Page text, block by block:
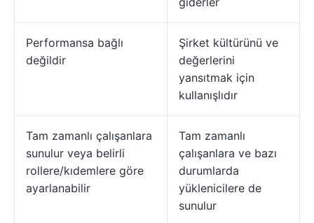
Performansa bağlı
değildir
Şirket kültürünü ve
değerlerini
yansıtmak için
kullanışlıdır
Tam zamanlı çalışanlara
sunulur veya belirli
rollere/kıdemlere göre
ayarlanabilir
Tam zamanlı
çalışanlara ve bazı
durumlarda
yüklenicilere de
sunulur